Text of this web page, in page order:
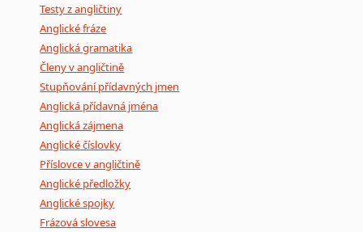
Testy z angličtiny
Anglické fráze
Anglická gramatika
Členy v angličtině
Stupňování přídavných jmen
Anglická přídavná jména
Anglická zájmena
Anglické číslovky
Příslovce v angličtině
Anglické předložky
Anglické spojky
Frázová slovesa